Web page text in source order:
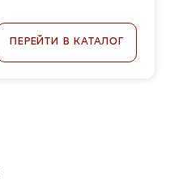
ПЕРЕЙТИ В КАТАЛОГ